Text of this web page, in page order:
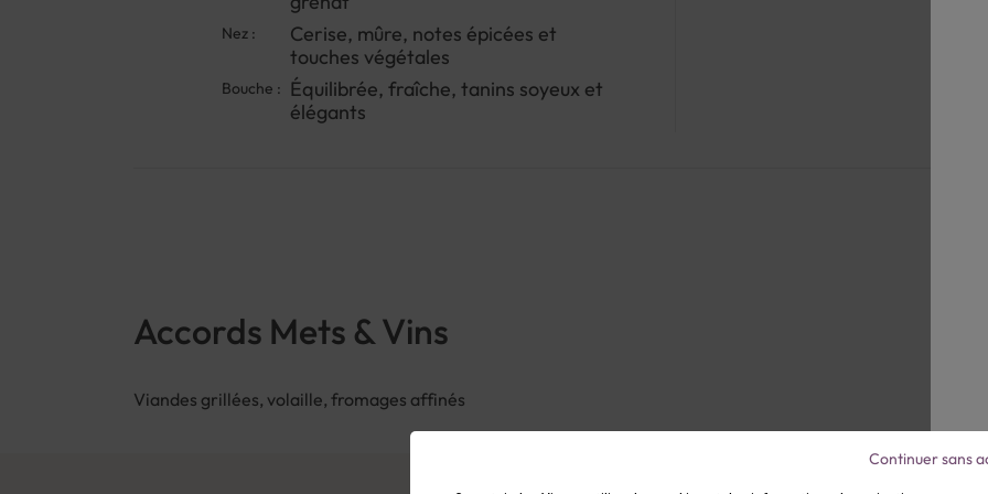
Nez :
Cerise, mûre, notes épicées et
touches végétales
Bouche : Équilibrée, fraîche, tanins soyeux et
élégants
Accords Mets & Vins
Viandes grillées, volaille, fromages affinés
Continuer sans